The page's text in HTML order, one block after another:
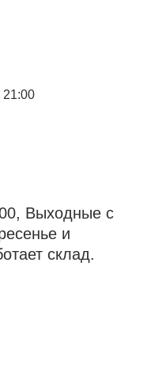
21:00
Выходные с
и
склад.